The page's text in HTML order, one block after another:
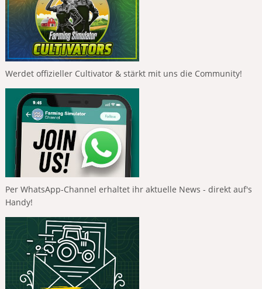
Werdet offizieller Cultivator & stärkt mit uns die Community!
Per WhatsApp-Channel erhaltet ihr aktuelle News - direkt auf's
Handy!